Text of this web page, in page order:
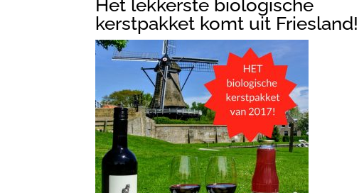
Het lekkerste biologische
kerstpakket komt uit Friesland!